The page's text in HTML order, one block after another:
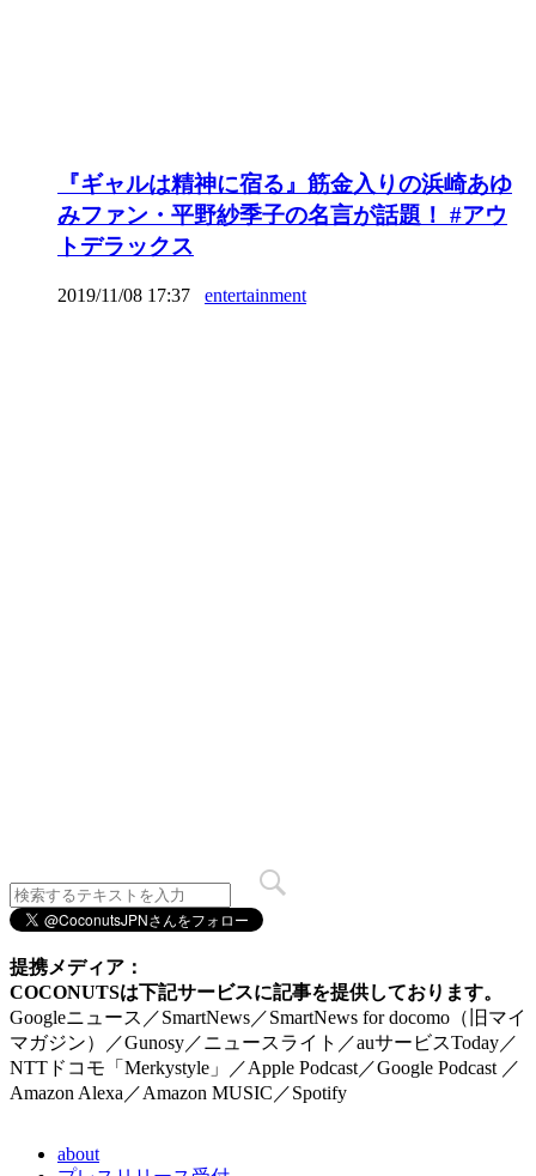
『ギャルは精神に宿る』筋金入りの浜崎あゆ
みファン・平野紗季子の名言が話題！ #アウ
トデラックス
2019/11/08 17:37 entertainment
提携メディア：
COCONUTSは下記サービスに記事を提供しております。
Googleニュース／SmartNews／SmartNews for docomo（旧マイ
マガジン）／Gunosy／ニュースライト／auサービスToday／
NTTドコモ「Merkystyle」／Apple Podcast／Google Podcast ／
Amazon Alexa／Amazon MUSIC／Spotify
about